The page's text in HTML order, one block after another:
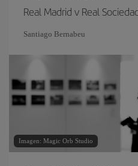
Real Madrid v Real
Santiago Bernabeu
Imagen: Magic Orb Studio